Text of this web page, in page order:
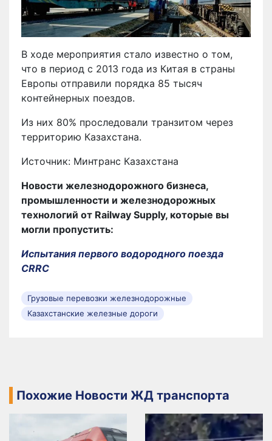
В ходе мероприятия стало известно о том,
что в период с 2013 года из Китая в страны
Европы отправили порядка 85 тысяч
контейнерных поездов.
Из них 80% проследовали транзитом через
территорию Казахстана.
Источник: Минтранс Казахстана
Новости железнодорожного бизнеса,
промышленности и железнодорожных
технологий от Railway Supply, которые вы
могли пропустить:
Испытания первого водородного поезда
CRRC
Грузовые перевозки железнодорожные
Казахстанские железные дороги
Похожие Новости ЖД транспорта